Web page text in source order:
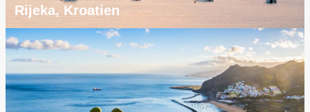
Rijeka, Kroatien